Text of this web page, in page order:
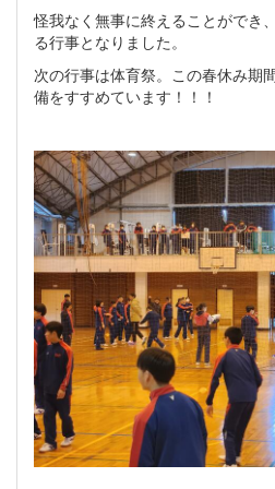
怪我なく無事に終えることができ
る行事となりました。
次の行事は体育祭。この春休み期
備をすすめています！！！